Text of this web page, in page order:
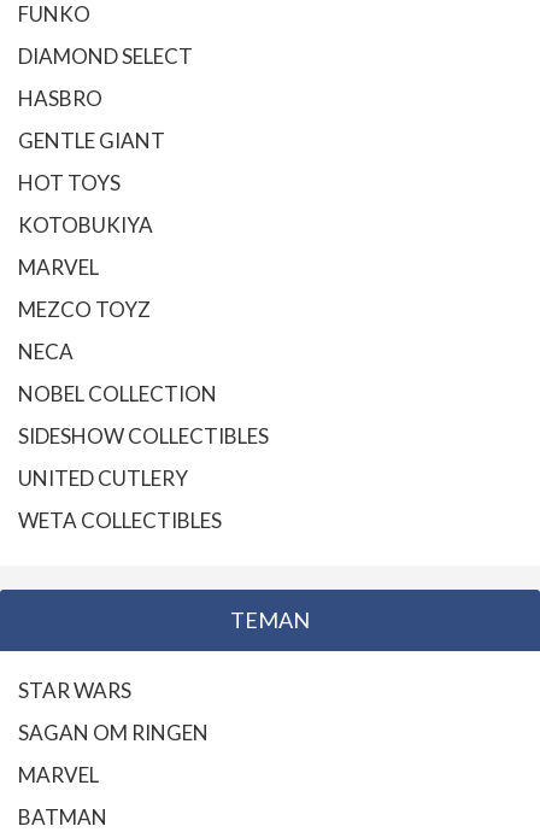
FUNKO
DIAMOND SELECT
HASBRO
GENTLE GIANT
HOT TOYS
KOTOBUKIYA
MARVEL
MEZCO TOYZ
NECA
NOBEL COLLECTION
SIDESHOW COLLECTIBLES
UNITED CUTLERY
WETA COLLECTIBLES
TEMAN
STAR WARS
SAGAN OM RINGEN
MARVEL
BATMAN